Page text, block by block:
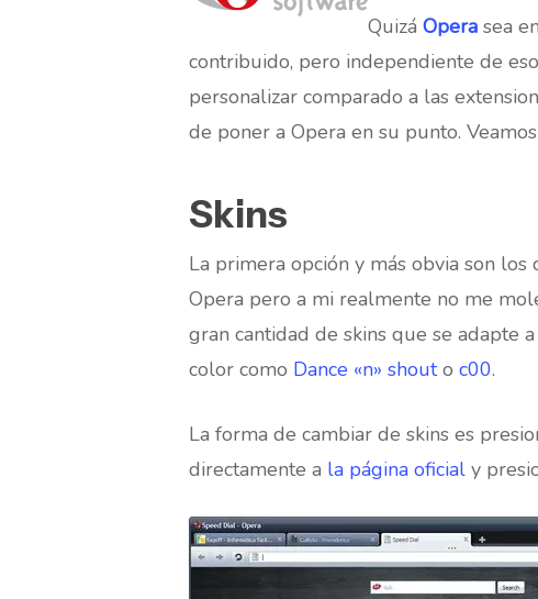
Hit enter to search or ESC to close
Quizá Opera sea
contribuido, pero independiente de
personalizar comparado a las
de poner a Opera en su punto.
Skins
La primera opción y más obvia son los
Opera pero a mi realmente no me
gran cantidad de skins que se adapte
color como Dance «n» shouto c00.
La forma de cambiar de skins es
directamente a la página oficial y